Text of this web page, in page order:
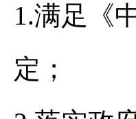
1.满足《
定；